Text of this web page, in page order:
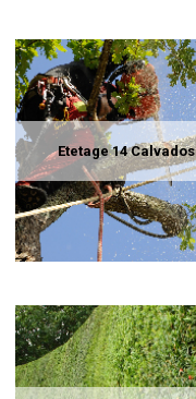
Etetage 14 Calvados